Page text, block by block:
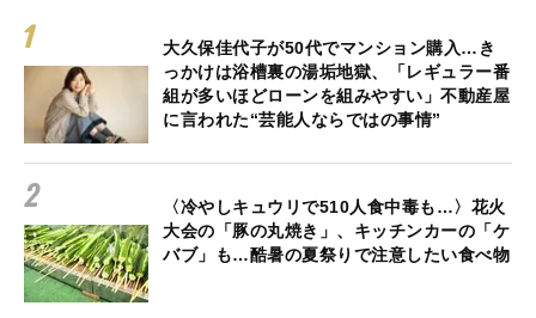
大久保佳代子が50代でマンション購入…き
っかけは浴槽裏の湯垢地獄、「レギュラー番
組が多いほどローンを組みやすい」不動産屋
に言われた“芸能人ならではの事情”
〈冷やしキュウリで510人食中毒も…〉花火
大会の「豚の丸焼き」、キッチンカーの「ケ
バブ」も…酷暑の夏祭りで注意したい食べ物